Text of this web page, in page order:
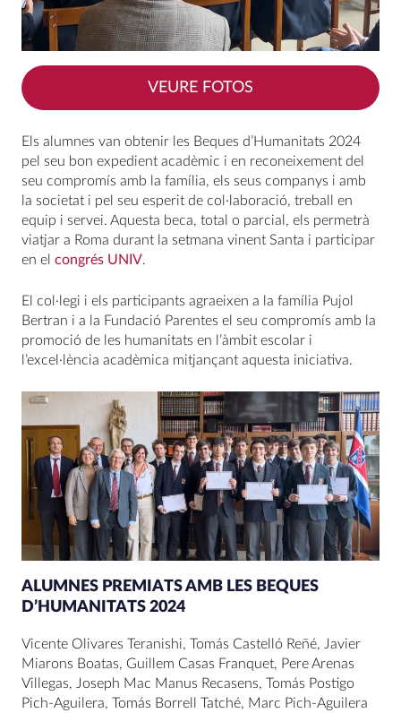
VEURE FOTOS
Els alumnes van obtenir les Beques d’Humanitats 2024
pel seu bon expedient acadèmic i en reconeixement del
seu compromís amb la família, els seus companys i amb
la societat i pel seu esperit de col·laboració, treball en
equip i servei. Aquesta beca, total o parcial, els permetrà
viatjar a Roma durant la setmana vinent Santa i participar
en el congrés UNIV.
El col·legi i els participants agraeixen a la família Pujol
Bertran i a la Fundació Parentes el seu compromís amb la
promoció de les humanitats en l’àmbit escolar i
l’excel·lència acadèmica mitjançant aquesta iniciativa.
ALUMNES PREMIATS AMB LES BEQUES
D’HUMANITATS 2024
Vicente Olivares Teranishi, Tomás Castelló Reñé, Javier
Miarons Boatas, Guillem Casas Franquet, Pere Arenas
Villegas, Joseph Mac Manus Recasens, Tomás Postigo
Pich-Aguilera, Tomás Borrell Tatché, Marc Pich-Aguilera